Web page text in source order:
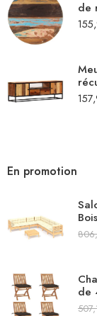
de
En promotion
de